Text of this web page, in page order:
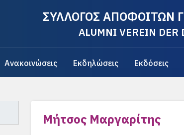
ΣΥΛΛΟΓΟΣ ΑΠΟΦΟΙΤΩΝ
ALUMNI VEREIN DER
Ανακοινώσεις Εκδηλώσεις Εκδόσεις
Μήτσος Μαργαρίτης